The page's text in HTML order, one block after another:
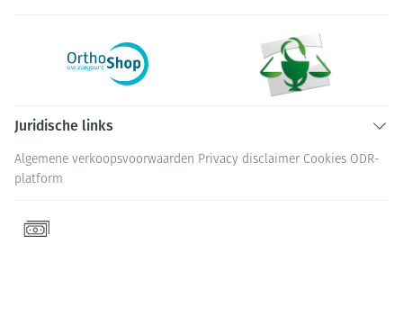
Juridische links
Algemene verkoopsvoorwaarden Privacy disclaimer Cookies ODR-
platform